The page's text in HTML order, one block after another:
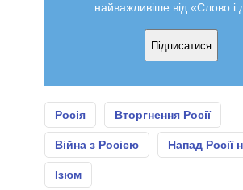
найважливіше від «Слово і
Підписатися
Росія Вторгнення Росії
Війна з Росією Напад Росії
Ізюм